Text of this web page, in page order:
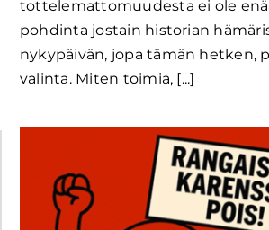
tottelemattomuudesta ei ole
pohdinta jostain historian
nykypäivän, jopa tämän hetken,
valinta. Miten toimia, [...]